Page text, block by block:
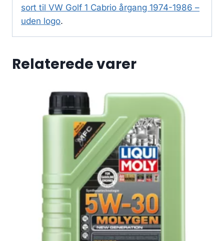
sort til VW Golf 1 Cabrio årgang 1974-1986 –
uden logo.
Relaterede varer